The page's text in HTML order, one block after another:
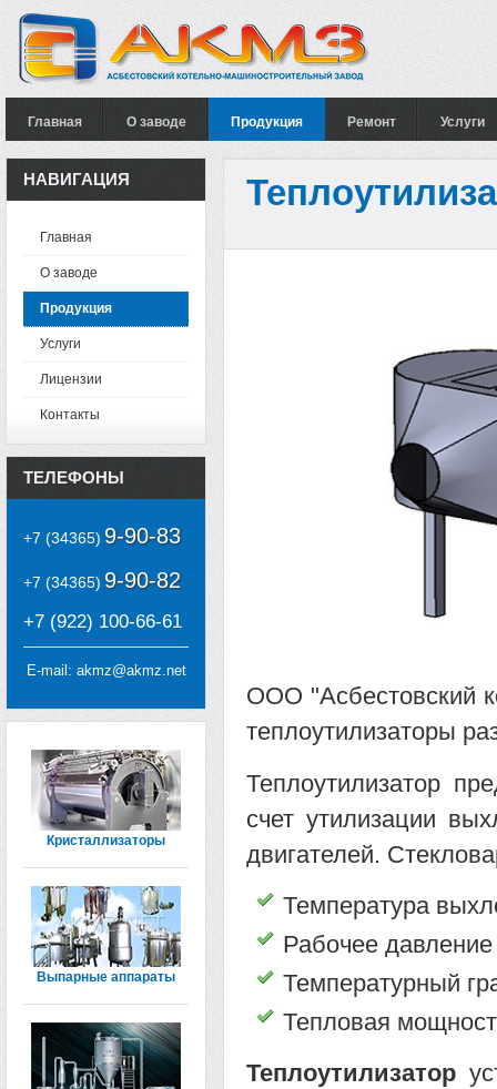
Главная О заводе Продукция Ремонт Услуги
ООО "Асбестовский
теплоутилизаторы
Теплоутилизатор
счет утилизации
двигателей.
Температура
Рабочее
Температурный
Тепловая
Теплоутилизатор
НАВИГАЦИЯ
Главная
О заводе
Продукция
Услуги
Лицензии
Контакты
ТЕЛЕФОНЫ
+7 (34365) 9-90-83
+7 (34365) 9-90-82
+7 (922) 100-66-61
E-mail: akmz@akmz.net
Кристаллизаторы
Выпарные аппараты